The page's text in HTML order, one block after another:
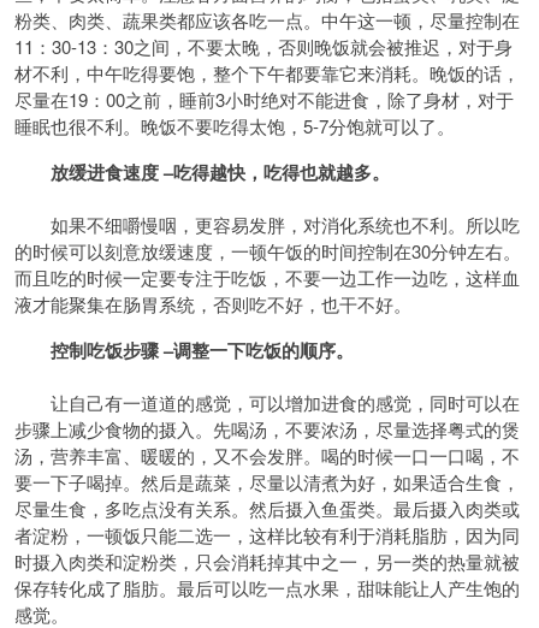
粉类、肉类、蔬果类都应该各吃一点。中午这一顿，尽量控制在
11：30-13：30之间，不要太晚，否则晚饭就会被推迟，对于身
材不利，中午吃得要饱，整个下午都要靠它来消耗。晚饭的话，
尽量在19：00之前，睡前3小时绝对不能进食，除了身材，对于
睡眠也很不利。晚饭不要吃得太饱，5-7分饱就可以了。
放缓进食速度 –吃得越快，吃得也就越多。
如果不细嚼慢咽，更容易发胖，对消化系统也不利。所以吃
的时候可以刻意放缓速度，一顿午饭的时间控制在30分钟左右。
而且吃的时候一定要专注于吃饭，不要一边工作一边吃，这样血
液才能聚集在肠胃系统，否则吃不好，也干不好。
控制吃饭步骤 –调整一下吃饭的顺序。
让自己有一道道的感觉，可以增加进食的感觉，同时可以在
步骤上减少食物的摄入。先喝汤，不要浓汤，尽量选择粤式的煲
汤，营养丰富、暖暖的，又不会发胖。喝的时候一口一口喝，不
要一下子喝掉。然后是蔬菜，尽量以清煮为好，如果适合生食，
尽量生食，多吃点没有关系。然后摄入鱼蛋类。最后摄入肉类或
者淀粉，一顿饭只能二选一，这样比较有利于消耗脂肪，因为同
时摄入肉类和淀粉类，只会消耗掉其中之一，另一类的热量就被
保存转化成了脂肪。最后可以吃一点水果，甜味能让人产生饱的
感觉。